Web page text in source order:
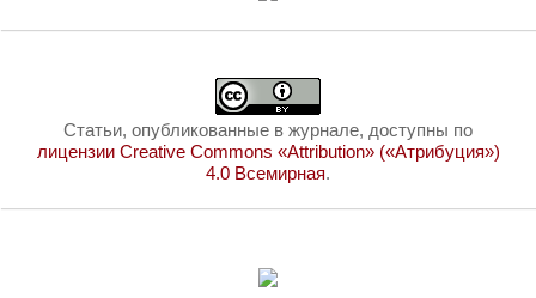
Статьи, опубликованные в журнале, доступны по
лицензии Creative Commons «Attribution» («Атрибуция»)
4.0 Всемирная.